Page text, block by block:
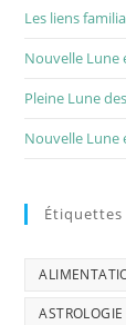
Les liens
Nouvelle Lune
Pleine Lune
Nouvelle Lune
Étiquettes
ASTROLOGIE